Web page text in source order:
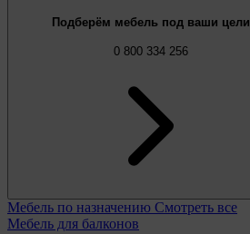
Подберём мебель под ваши цели
0 800 334 256
Мебель по назначению Смотреть все
Мебель для балконов